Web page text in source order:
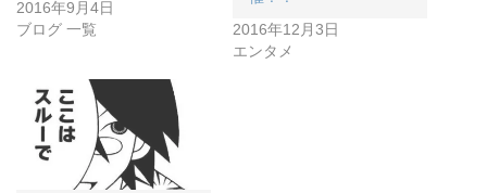
2016年9月4日
ブログ 一覧
2016年12月3日
エンタメ